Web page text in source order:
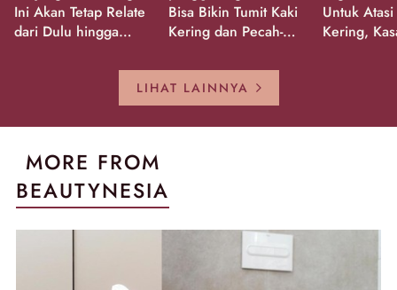
Ini Akan Tetap Relate
dari Dulu hingga
Bisa Bikin Tumit Kaki
Kering dan Pecah-
Untuk
Kering,
LIHAT LAINNYA
MORE FROM
BEAUTYNESIA